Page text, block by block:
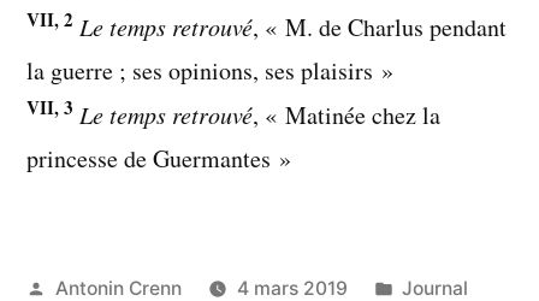
VII, 2 Le temps retrouvé, « M. de Charlus pendant
la guerre ; ses opinions, ses plaisirs »
VII, 3 Le temps retrouvé, « Matinée chez la
princesse de Guermantes »
Publié
Antonin Crenn 4 mars 2019
Publié
Journal